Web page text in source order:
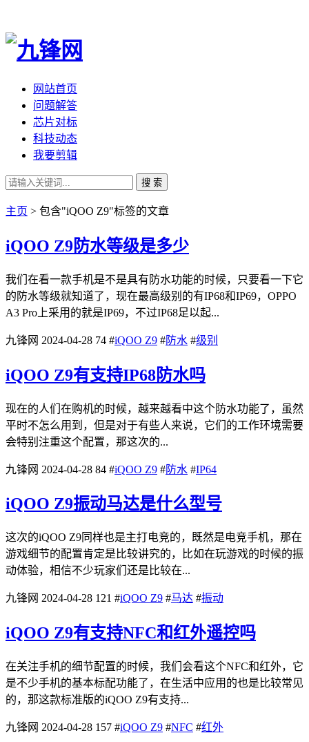
网站首页
问题解答
芯片对标
科技动态
我要剪辑
搜 索
主页 > 包含"iQOO Z9"标签的文章
iQOO Z9防水等级是多少
我们在看一款手机是不是具有防水功能的时候，只要看一下它
的防水等级就知道了，现在最高级别的有IP68和IP69，OPPO
A3 Pro上采用的就是IP69，不过IP68足以起...
九锋网 2024-04-28 74 #iQOO Z9 #防水 #级别
iQOO Z9有支持IP68防水吗
现在的人们在购机的时候，越来越看中这个防水功能了，虽然
平时不怎么用到，但是对于有些人来说，它们的工作环境需要
会特别注重这个配置，那这次的...
九锋网 2024-04-28 84 #iQOO Z9 #防水 #IP64
iQOO Z9振动马达是什么型号
这次的iQOO Z9同样也是主打电竞的，既然是电竞手机，那在
游戏细节的配置肯定是比较讲究的，比如在玩游戏的时候的振
动体验，相信不少玩家们还是比较在...
九锋网 2024-04-28 121 #iQOO Z9 #马达 #振动
iQOO Z9有支持NFC和红外遥控吗
在关注手机的细节配置的时候，我们会看这个NFC和红外，它
是不少手机的基本标配功能了，在生活中应用的也是比较常见
的，那这款标准版的iQOO Z9有支持...
九锋网 2024-04-28 157 #iQOO Z9 #NFC #红外